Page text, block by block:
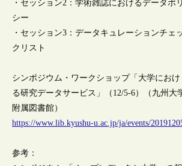
・セッション2：学術雑誌におけるデータポリ
シー
・セッション3：データキュレーションチェ
クリスト
シンポジウム・ワークショップ「大学におけ
る研究データサービス」（12/5-6）（九州大
附属図書館）
https://www.lib.kyushu-u.ac.jp/ja/events/
参考：